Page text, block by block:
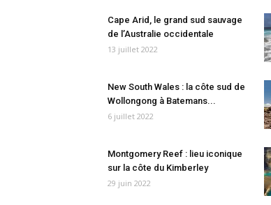
Cape Arid, le grand sud sauvage
de l’Australie occidentale
13 juillet 2022
New South Wales : la côte sud de
Wollongong à Batemans...
6 juillet 2022
Montgomery Reef : lieu iconique
sur la côte du Kimberley
29 juin 2022